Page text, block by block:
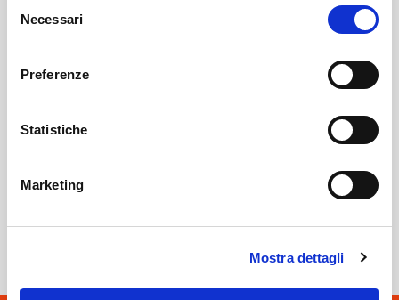
delNecessari
Preferenze
Statistiche
Marketing
Mostra dettagli
Bianzone Obituaries